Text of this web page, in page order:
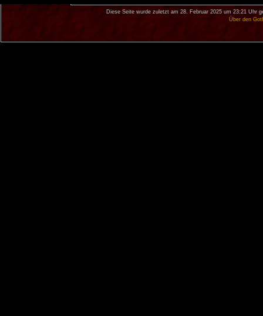
Diese Seite wurde zuletzt am 28. Februar 2025 um 23:21 Uhr
Über den